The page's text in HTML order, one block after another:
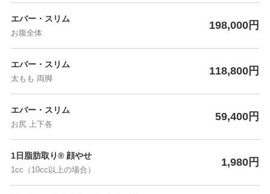
エバー・スリム
お腹全体
198,000円
エバー・スリム
太もも 両脚
118,800円
エバー・スリム
お尻 上下各
59,400円
1日脂肪取り® 顔やせ
1cc（10cc以上の場合）
1,980円